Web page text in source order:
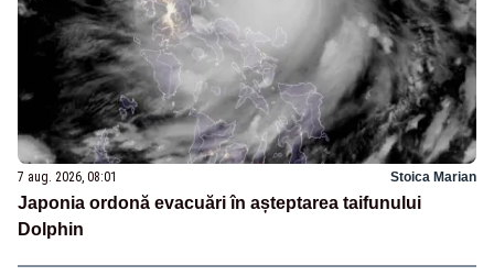
7 aug. 2026, 08:01 Stoica Marian
Japonia ordonă evacuări în așteptarea taifunului
Dolphin